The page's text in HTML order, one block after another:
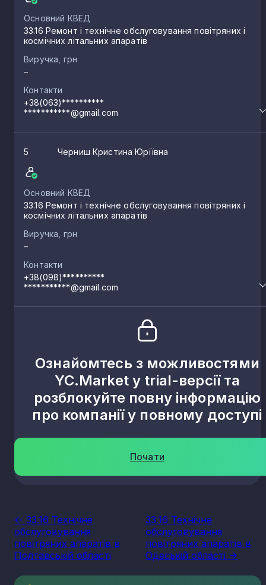
Основний КВЕД
33.16 Ремонт і технічне обслуговування повітряних і
космічних літальних апаратів
Виручка, грн
–
Контакти
+38(063)**********
***********@gmail.com
5 Черниш Кристина Юріївна
Основний КВЕД
33.16 Ремонт і технічне обслуговування повітряних і
космічних літальних апаратів
Виручка, грн
–
Контакти
+38(098)**********
***********@gmail.com
Ознайомтесь з можливостями
YC.Market у trial-версії та
розблокуйте повну інформацію
про компанії у повному доступі
Почати
<- 33.16 Технічне
обслуговування
повітряних апаратів в
Полтавській області
33.16 Технічне
обслуговування
повітряних апаратів в
Одеській області ->